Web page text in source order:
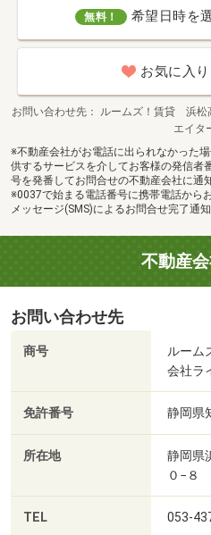
無料！ 希望日時を
お気に入
お問い合わせ先
ルームズ！賃貸 浜松
エイタ
※不動産会社がお電話に出られなかった
供するサービスを介してお客様の発信者
号を発番してお問合せの不動産会社に通
※0037で始まる電話番号に携帯電話から
メッセージ(SMS)によるお問合せ完了通
不動産
お問い合わせ先
商号
ルー
会社ラ
免許番号 静岡県
所在地
静岡県
０−８
TEL 053-